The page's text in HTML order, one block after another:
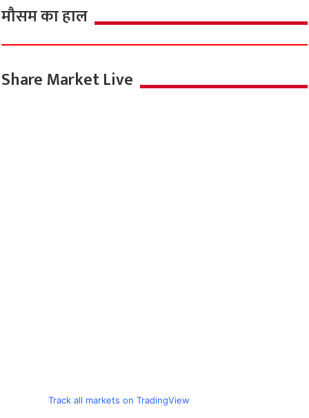
मौसम का हाल
Share Market Live
Track all markets on TradingView